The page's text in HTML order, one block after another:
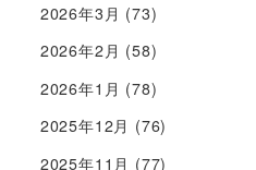
2026年3月 (73)
2026年2月 (58)
2026年1月 (78)
2025年12月 (76)
2025年11月 (77)